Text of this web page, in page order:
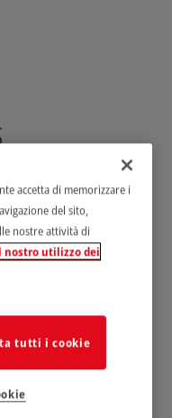
accetta di memorizzare i
del sito,
nostre attività di
nostro utilizzo dei
tutti i cookie